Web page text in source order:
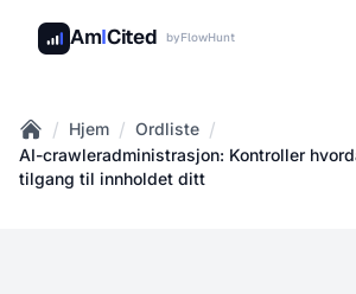
AmICited byFlowHunt
Home
/ Hjem / Ordliste /
AI-crawleradministrasjon: Kontroller
tilgang til innholdet ditt